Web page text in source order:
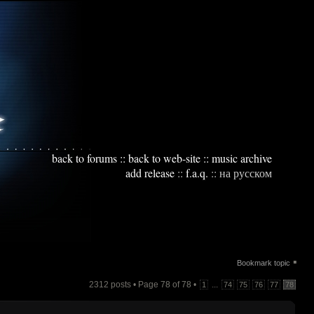
back to forums :: back to web-site :: music archive
add release :: f.a.q. :: на русском
Bookmark topic ▪
2312 posts • Page 78 of78 • 1 ... 74 75 76 77 78